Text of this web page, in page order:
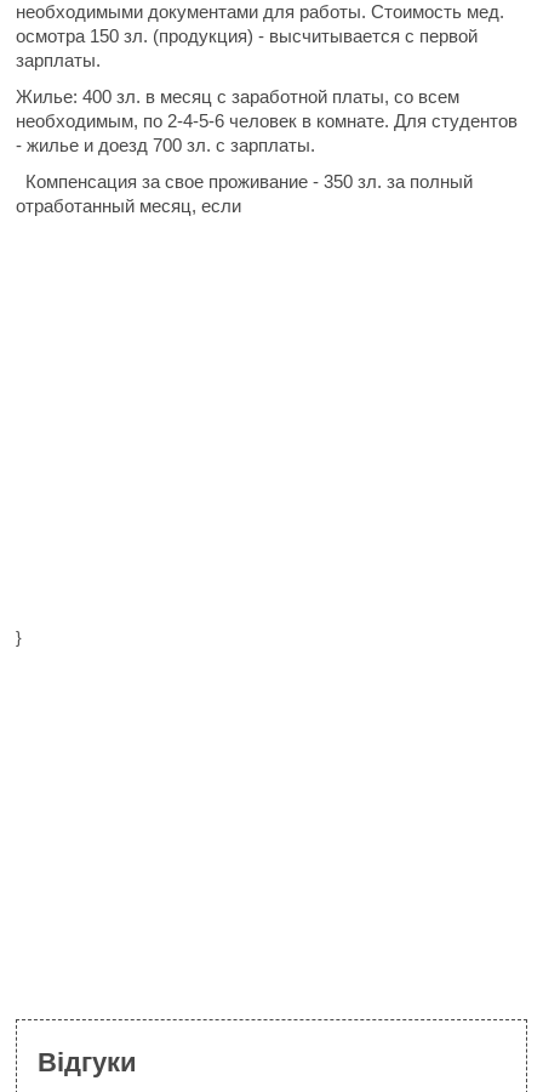
необходимыми документами для работы. Стоимость мед.
осмотра 150 зл. (продукция) - высчитывается с первой
зарплаты.
Жилье: 400 зл. в месяц с заработной платы, со всем
необходимым, по 2-4-5-6 человек в комнате. Для студентов
- жилье и доезд 700 зл. с зарплаты.
Компенсация за свое проживание - 350 зл. за полный
отработанный месяц, если
}
Відгуки